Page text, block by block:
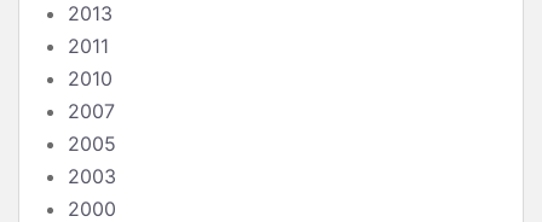
2013
2011
2010
2007
2005
2003
2000